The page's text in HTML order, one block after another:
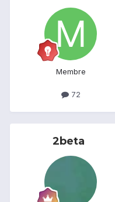
Membre
72
2beta